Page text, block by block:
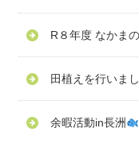
R８年度 なかま
田植えを行いま
余暇活動in長洲